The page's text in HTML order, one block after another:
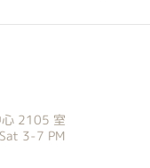
2105 室
3-7 PM